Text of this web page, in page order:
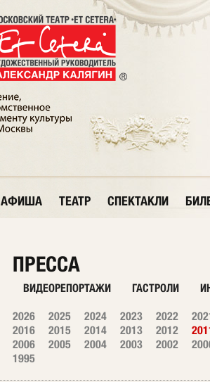
АФИША ТЕАТР СПЕКТАКЛИ
ПРЕССА
ВИДЕОРЕПОРТАЖИ ГАСТРОЛИ
2026 2025 2024 2023 2022
2016
2015 2014 2013 2012
2006
2005 2004 2003 2002
1995